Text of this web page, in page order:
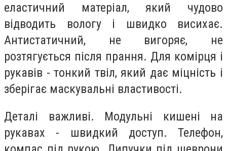
еластичний матеріал, який чудово
відводить вологу і швидко висихає.
Антистатичний, не вигоряє, не
розтягується після прання. Для комірця і
рукавів - тонкий твіл, який дає міцність і
зберігає маскувальні властивості.
Деталі важливі. Модульні кишені на
рукавах - швидкий доступ. Телефон,